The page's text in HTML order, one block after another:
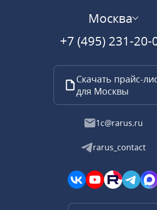
Москва
+7 (495) 231-20-
Скачать прайс-
для Москвы
1c@rarus.ru
rarus_contact